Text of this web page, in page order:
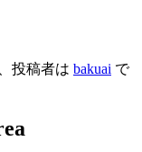
、投稿者は bakuai で